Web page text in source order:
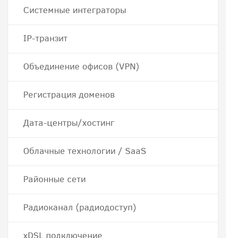
Системные интеграторы
IP-транзит
Объединение офисов (VPN)
Регистрация доменов
Дата-центры/хостинг
Облачные технологии / SaaS
Районные сети
Радиоканал (радиодоступ)
хDSL подключение